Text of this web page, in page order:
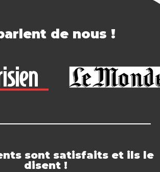
de nous !
sont satisfaits et ils le
disent !